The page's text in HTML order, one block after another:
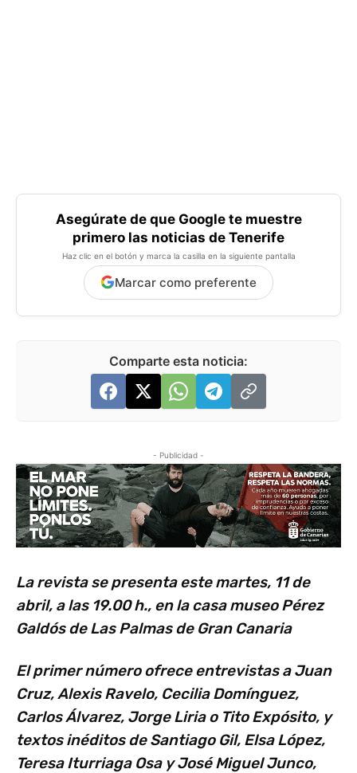
Asegúrate de que Google te muestre
primero las noticias de Tenerife
Haz clic en el botón y marca la casilla en la siguiente pantalla
Marcar como preferente
Comparte esta noticia:
- Publicidad -
La revista se presenta este martes, 11 de
abril, a las 19.00 h., en la casa museo Pérez
Galdós de Las Palmas de Gran Canaria
El primer número ofrece entrevistas a Juan
Cruz, Alexis Ravelo, Cecilia Domínguez,
Carlos Álvarez, Jorge Liria o Tito Expósito, y
textos inéditos de Santiago Gil, Elsa López,
Teresa Iturriaga Osa y José Miguel Junco,